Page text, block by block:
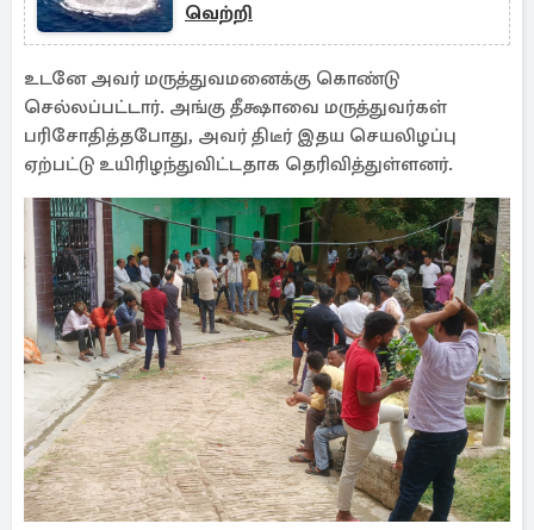
வெற்றி
உடனே அவர் மருத்துவமனைக்கு கொண்டு
செல்லப்பட்டார். அங்கு தீக்ஷாவை மருத்துவர்கள்
பரிசோதித்தபோது, அவர் திடீர் இதய செயலிழப்பு
ஏற்பட்டு உயிரிழந்துவிட்டதாக தெரிவித்துள்ளனர்.